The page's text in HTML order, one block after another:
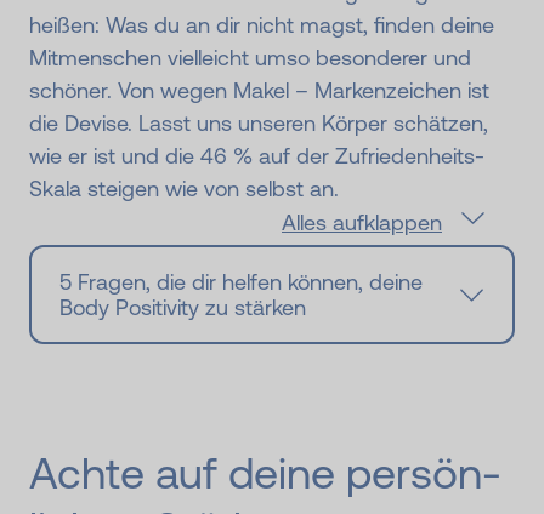
heißen: Was du an dir nicht magst, finden deine
Mitmenschen vielleicht umso besonderer und
schöner. Von wegen Makel – Markenzeichen ist
die Devise. Lasst uns unseren Körper schätzen,
wie er ist und die 46 % auf der Zufriedenheits-
Skala steigen wie von selbst an.
Alles aufklappen
5 Fragen, die dir helfen können, deine
Body Positivity zu stärken
Achte auf deine persön­